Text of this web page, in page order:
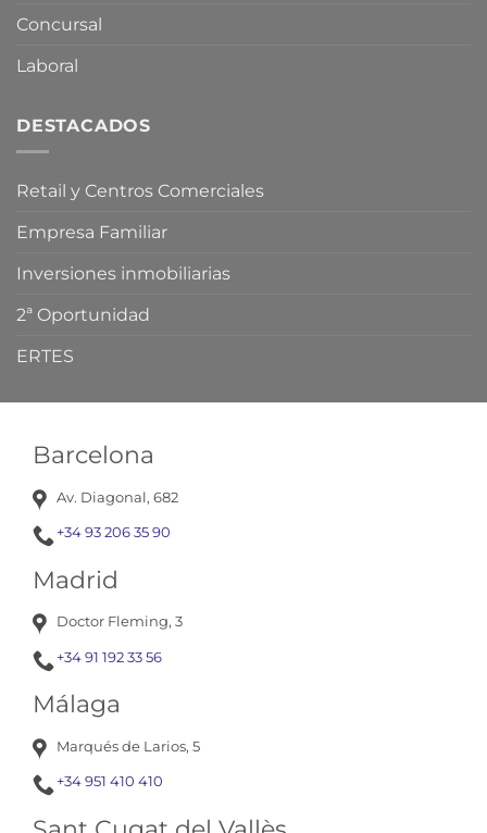
Barcelona
Av. Diagonal, 682
+34 93 206 35 90
Madrid
Doctor Fleming, 3
+34 91 192 33 56
Málaga
Marqués de Larios, 5
+34 951 410 410
Concursal
Laboral
DESTACADOS
Retail y Centros Comerciales
Empresa Familiar
Inversiones inmobiliarias
2ª Oportunidad
ERTES